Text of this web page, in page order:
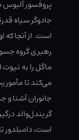
پروفسور آلبوس
جادوگر سیاه
است. از آنجا که
رهبری گروه
ماگل را به
می‌کند تا
جانوران آشنا و
گریندل‌والد
است، دامبلدور